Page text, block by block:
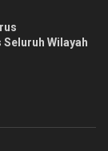
Wilayah